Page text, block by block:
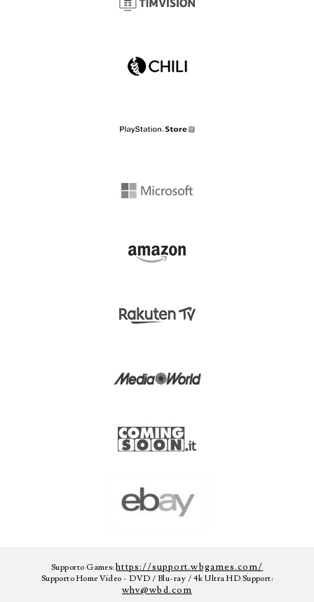
Supporto Games:https://support.wbgames.com/
Supporto Home Video - DVD / Blu-ray / 4k Ultra HD Support:
whv@wbd.com